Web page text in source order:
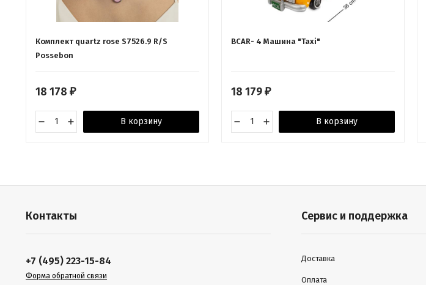
Комплект quartz rose S7526.9 R/S
Possebon
18 178 ₽
В корзину
BCAR- 4 Машина "Taxi"
18 179 ₽
В корзину
Контакты
+7 (495) 223-15-84
Форма обратной связи
Сервис и поддержка
Доставка
Оплата